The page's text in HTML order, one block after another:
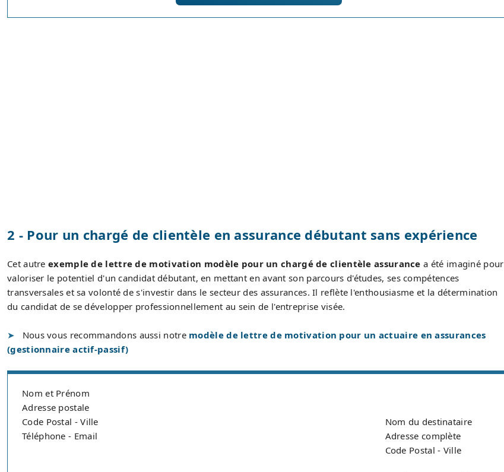
2 - Pour un chargé de clientèle en assurance débutant sans expérience
Cet autre exemple de lettre de motivation modèle pour un chargé de clientèle assurance a été imaginé pour
valoriser le potentiel d'un candidat débutant, en mettant en avant son parcours d'études, ses compétences
transversales et sa volonté de s'investir dans le secteur des assurances. Il reflète l'enthousiasme et la détermination
du candidat de se développer professionnellement au sein de l'entreprise visée.
Nous vous recommandons aussi notre modèle de lettre de motivation pour un actuaire en assurances
(gestionnaire actif-passif)
Nom et Prénom
Adresse postale
Code Postal - Ville
Téléphone - Email
Nom du destinataire
Adresse complète
Code Postal - Ville